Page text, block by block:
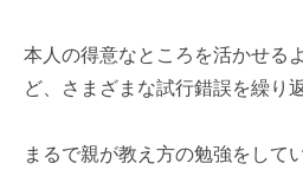
本人の得意なところを活かせる
ど、さまざまな試行錯誤を繰り
まるで親が教え方の勉強をして